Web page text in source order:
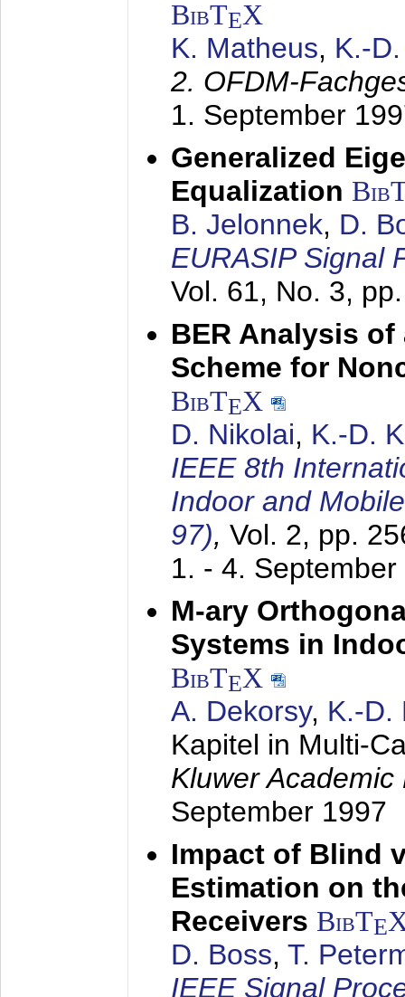
BibTEX
K. Matheus, K.-
2. OFDM-
1. September
Generalized
Equalization
B. Jelonnek, D.
EURASIP Signal
Vol. 61, No. 3,
BER Analysis
Scheme for
BibTEX
D. Nikolai, K.-D.
IEEE 8th
Indoor and
97), Vol. 2, pp.
1. - 4. September
M-ary
Systems in
BibTEX
A. Dekorsy, K.-D.
Kapitel in Multi-
Kluwer
September 1997
Impact of Blind
Estimation on
Receivers BibTE
D. Boss, T.
IEEE Signal